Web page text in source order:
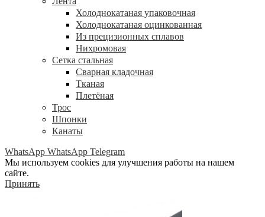
Холоднокатаная упаковочная
Холоднокатаная оцинкованная
Из прецизионных сплавов
Нихромовая
Сетка стальная
Сварная кладочная
Тканая
Плетёная
Трос
Шпонки
Канаты
WhatsApp WhatsApp Telegram
Мы используем cookies для улучшения работы на нашем
сайте.
Принять